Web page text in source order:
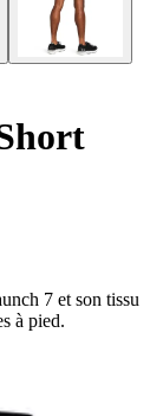
7 et son tissu
à pied.